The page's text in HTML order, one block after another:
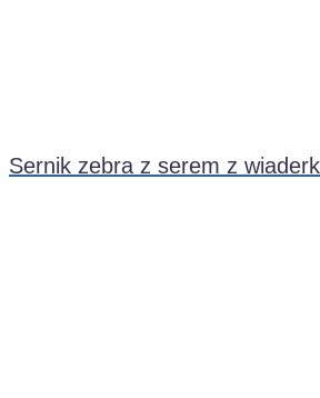
Sernik zebra z serem z